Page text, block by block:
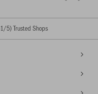
/5) Trusted Shops